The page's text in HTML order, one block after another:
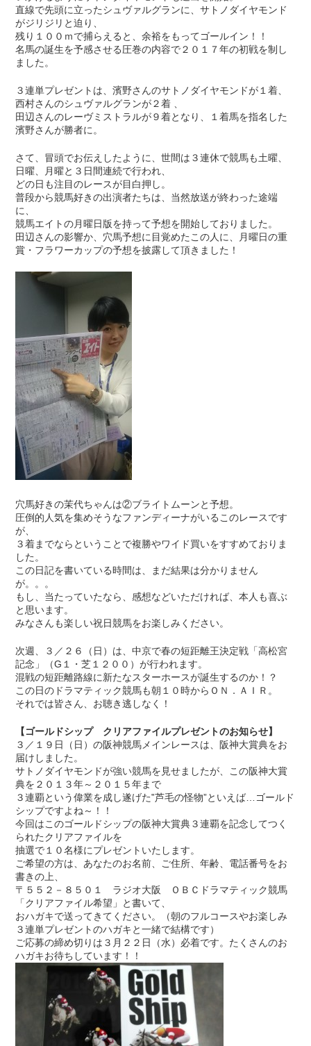
直線で先頭に立ったシュヴァルグランに、サトノダイヤモンド
がジリジリと迫り、
残り１００ｍで捕らえると、余裕をもってゴールイン！！
名馬の誕生を予感させる圧巻の内容で２０１７年の初戦を制し
ました。
３連単プレゼントは、濱野さんのサトノダイヤモンドが１着、
西村さんのシュヴァルグランが２着 、
田辺さんのレーヴミストラルが９着となり、１着馬を指名した
濱野さんが勝者に。
さて、冒頭でお伝えしたように、世間は３連休で競馬も土曜、
日曜、月曜と３日間連続で行われ、
どの日も注目のレースが目白押し。
普段から競馬好きの出演者たちは、当然放送が終わった途端
に、
競馬エイトの月曜日版を持って予想を開始しておりました。
田辺さんの影響か、穴馬予想に目覚めたこの人に、月曜日の重
賞・フラワーカップの予想を披露して頂きました！
穴馬好きの茉代ちゃんは②ブライトムーンと予想。
圧倒的人気を集めそうなファンディーナがいるこのレースです
が、
３着までならということで複勝やワイド買いをすすめておりま
した。
この日記を書いている時間は、まだ結果は分かりません
が。。。
もし、当たっていたなら、感想などいただければ、本人も喜ぶ
と思います。
みなさんも楽しい祝日競馬をお楽しみください。
次週、３／２６（日）は、中京で春の短距離王決定戦「高松宮
記念」（G１・芝１２００）が行われます。
混戦の短距離路線に新たなスターホースが誕生するのか！？
この日のドラマティック競馬も朝１０時からＯＮ．ＡＩＲ。
それでは皆さん、お聴き逃しなく！
【ゴールドシップ クリアファイルプレゼントのお知らせ】
３／１９日（日）の阪神競馬メインレースは、阪神大賞典をお
届けしました。
サトノダイヤモンドが強い競馬を見せましたが、この阪神大賞
典を２０１３年～２０１５年まで
３連覇という偉業を成し遂げた‟芦毛の怪物”といえば…ゴールド
シップですよね～！！
今回はこのゴールドシップの阪神大賞典３連覇を記念してつく
られたクリアファイルを
抽選で１０名様にプレゼントいたします。
ご希望の方は、あなたのお名前、ご住所、年齢、電話番号をお
書きの上、
〒５５２－８５０１ ラジオ大阪 ＯＢＣドラマティック競馬
「クリアファイル希望」と書いて、
おハガキで送ってきてください。（朝のフルコースやお楽しみ
３連単プレゼントのハガキと一緒で結構です）
ご応募の締め切りは３月２２日（水）必着です。たくさんのお
ハガキお待ちしています！！